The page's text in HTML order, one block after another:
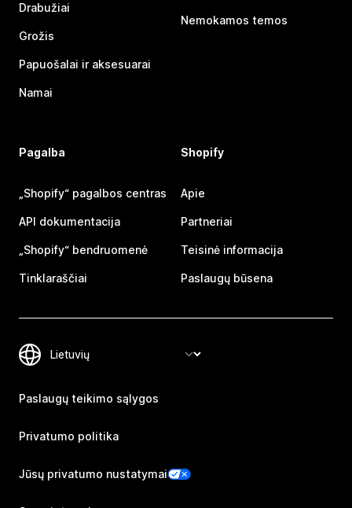
Drabužiai
Grožis
Papuošalai ir aksesuarai
Namai
Nemokamos temos
Pagalba
„Shopify“ pagalbos centras
API dokumentacija
„Shopify“ bendruomenė
Tinklaraščiai
Shopify
Apie
Partneriai
Teisinė informacija
Paslaugų būsena
Paslaugų teikimo sąlygos
Privatumo politika
Jūsų privatumo nustatymai